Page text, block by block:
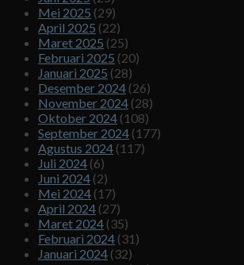
Mei 2025 (29)
April 2025 (22)
Maret 2025 (25)
Februari 2025 (20)
Januari 2025 (28)
Desember 2024 (26)
November 2024 (28)
Oktober 2024 (108)
September 2024 (177)
Agustus 2024 (117)
Juli 2024 (6)
Juni 2024 (2)
Mei 2024 (17)
April 2024 (27)
Maret 2024 (35)
Februari 2024 (31)
Januari 2024 (32)